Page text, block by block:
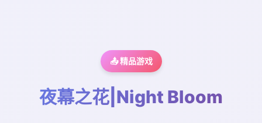
📤 精品游戏
夜幕之花|Night Bloom